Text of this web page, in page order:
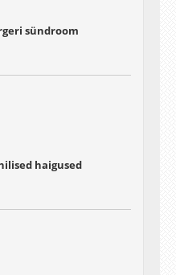
sündroom
haigused